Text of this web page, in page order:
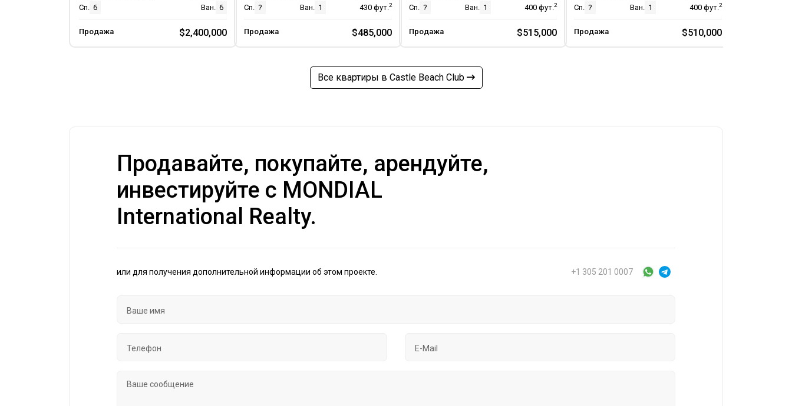
Сп. 6 Ван. 6
Продажа $2,400,000
Сп. ? Ван. 1 430 фут.2
Продажа $485,000
Сп. ? Ван. 1 400 фут.2
Продажа $515,000
Сп. ? Ван. 1 400 фут.2
Продажа $510,000
Все квартиры в Castle Beach Club
Продавайте, покупайте, арендуйте,
инвестируйте с MONDIAL
International Realty.
или для получения дополнительной информации об этом проекте. +1 305 201 0007